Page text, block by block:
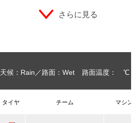
さらに見る
天候：Rain 路面：Wet
路面温度： ℃
タイヤ チーム マシン